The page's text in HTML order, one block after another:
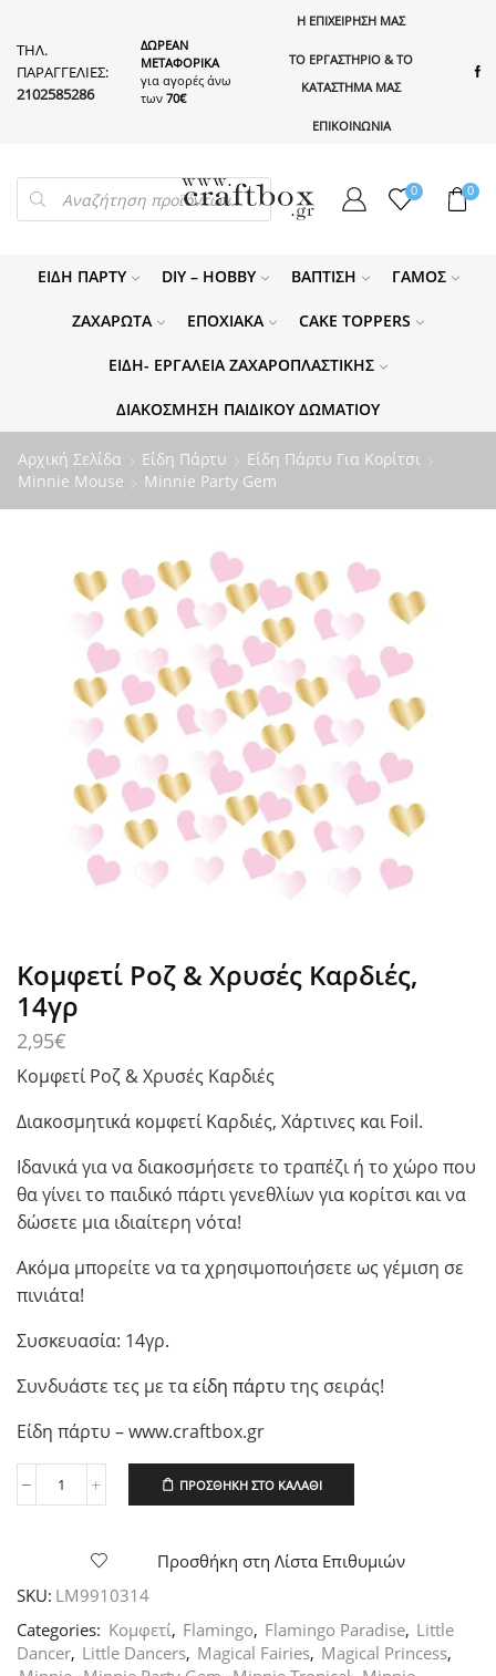
ΤΗΛ.
ΠΑΡΑΓΓΕΛΙΕΣ:
2102585286
ΔΩΡΕΑΝ
ΜΕΤΑΦΟΡΙΚΑ
για αγορές άνω
των 70€
Η ΕΠΙΧΕΙΡΗΣΗ ΜΑΣ
ΤΟ ΕΡΓΑΣΤΗΡΙΟ & ΤΟ
ΚΑΤΑΣΤΗΜΑ ΜΑΣ
ΕΠΙΚΟΙΝΩΝΙΑ
PRODUCTS
SEARCH 0 0
ΕΊΔΗ ΠΆΡΤΥ DIY – HOBBY ΒΆΠΤΙΣΗ ΓΆΜΟΣ
ΖΑΧΑΡΩΤΆ ΕΠΟΧΙΑΚΆ CAKE TOPPERS
ΕΊΔΗ- ΕΡΓΑΛΕΊΑ ΖΑΧΑΡΟΠΛΑΣΤΙΚΉΣ
ΔΙΑΚΌΣΜΗΣΗ ΠΑΙΔΙΚΟΎ ΔΩΜΑΤΊΟΥ
Αρχική Σελίδα Είδη Πάρτυ
Είδη Πάρτυ Για Κορίτσι
Minnie Mouse
Minnie Party Gem
Κομφετί Ροζ & Χρυσές Καρδιές,
14γρ
2,95€
Κομφετί Ροζ & Χρυσές Καρδιές
Διακοσμητικά κομφετί Καρδιές, Χάρτινες και Foil.
Ιδανικά για να διακοσμήσετε το τραπέζι ή το χώρο που
θα γίνει το παιδικό πάρτι γενεθλίων για κορίτσι και να
δώσετε μια ιδιαίτερη νότα!
Ακόμα μπορείτε να τα χρησιμοποιήσετε ως γέμιση σε
πινιάτα!
Συσκευασία: 14γρ.
Συνδυάστε τες με ταείδη πάρτυ της σειράς!
Είδη πάρτυ – www.craftbox.gr
Κομφετί
Χρυσές
14γρ
ποσότητα
ΠΡΟΣΘΉΚΗ ΣΤΟ ΚΑΛΆΘΙ
Προσθήκη στη Λίστα Επιθυμιών
SKU: LM9910314
Categories: Κομφετί, Flamingo, Flamingo Paradise, Little
Dancer, Little Dancers, Magical Fairies, Magical Princess,